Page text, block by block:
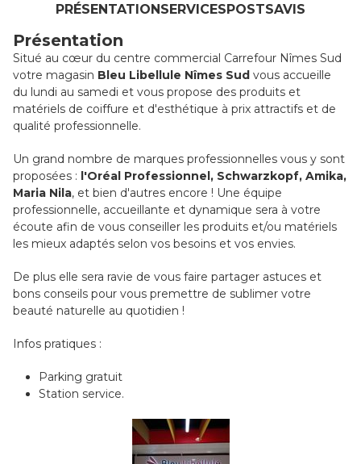
PRÉSENTATIONSERVICESPOSTSAVIS
Présentation
Situé au cœur du centre commercial Carrefour Nîmes Sud
votre magasin Bleu Libellule Nîmes Sud vous accueille
du lundi au samedi et vous propose des produits et
matériels de coiffure et d'esthétique à prix attractifs et de
qualité professionnelle.
Un grand nombre de marques professionnelles vous y sont
proposées : l'Oréal Professionnel, Schwarzkopf, Amika,
Maria Nila, et bien d'autres encore ! Une équipe
professionnelle, accueillante et dynamique sera à votre
écoute afin de vous conseiller les produits et/ou matériels
les mieux adaptés selon vos besoins et vos envies.
De plus elle sera ravie de vous faire partager astuces et
bons conseils pour vous premettre de sublimer votre
beauté naturelle au quotidien !
Infos pratiques :
Parking gratuit
Station service.